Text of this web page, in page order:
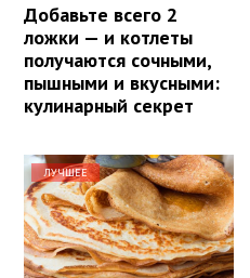
Добавьте всего 2
ложки — и котлеты
получаются сочными,
пышными и вкусными:
кулинарный секрет
ЛУЧШЕЕ